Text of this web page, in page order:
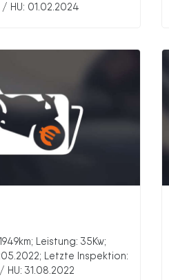
HU: 01.02.2024
Leistung: 35Kw;
Letzte Inspektion:
HU: 31.08.2022